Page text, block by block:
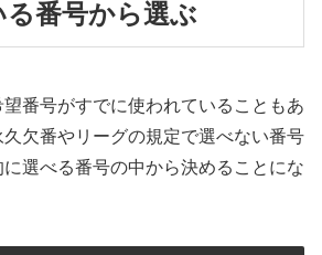
番号から選ぶ
番号がすでに使われていることもあ
欠番やリーグの規定で選べない番号
選べる番号の中から決めることにな